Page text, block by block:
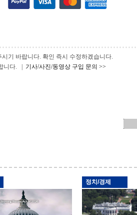
기 바랍니다. 확인 즉시 수정하겠습니다.
니다. | 기사/사진/동영상 구입 문의 >>
정치/경제